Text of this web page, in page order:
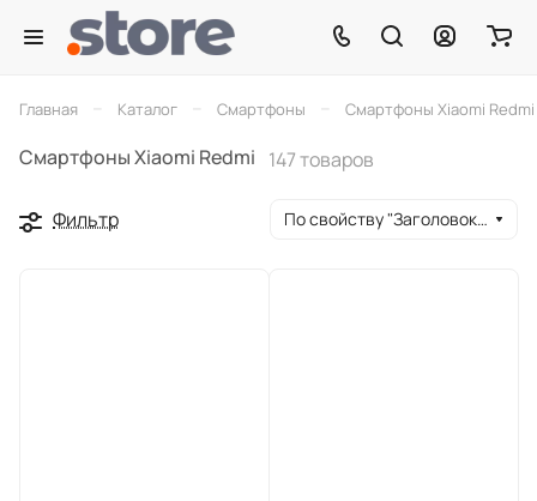
Главная Каталог Смартфоны Смартфоны Xiaomi Redmi
Смартфоны Xiaomi Redmi 147 товаров
Фильтр По свойству "Заголовок окна браузера" (убывание)